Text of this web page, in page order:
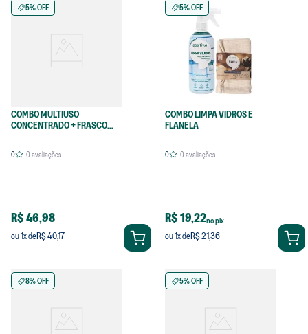
5% OFF
COMBO MULTIUSO
CONCENTRADO + FRASCO
0 0avaliações
R$ 46,98
ou1x deR$ 40,17
5% OFF
COMBO LIMPA VIDROS E
FLANELA
0 0avaliações
R$ 19,22no pix
ou1x deR$ 21,36
8% OFF 5% OFF